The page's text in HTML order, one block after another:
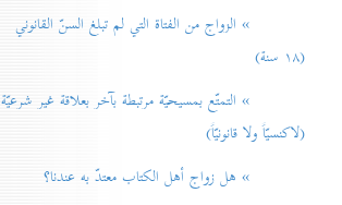
» الزواج من الفتاة التي لم تبلغ السنّ القانوني
(۱۸ سنة)
» التمتّع بمسيحيّة مرتبطة بآخر بعلاقة غير شرعيّة
(لاكنسيّاً ولا قانونيّاً)
» هل زواج أهل الكتاب معتدّ به عندنا؟